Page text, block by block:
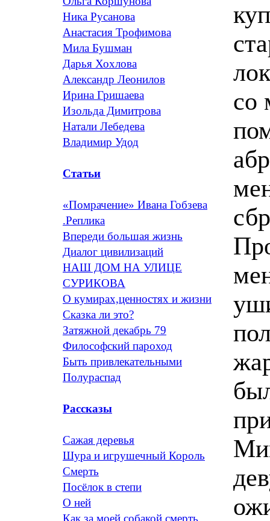
Ника Русанова
Анастасия Трофимова
Мила Бушман
Дарья Хохлова
Александр Леонилов
Ирина Гришаева
Изольда Димитрова
Натали Лебедева
Владимир Удод
Статьи
«Помрачение» Ивана Гобзева
.Реплика
Впереди большая жизнь
Диалог цивилизаций
НАШ ДОМ НА УЛИЦЕ
СУРИКОВА
О кумирах,ценностях и жизни
Сказка ли это?
Затяжной декабрь 79
Философский пароход
Быть привлекательными
Полураспад
Рассказы
Сажая деревья
Шура и игрушечный Король
Смерть
Посёлок в степи
О ней
Как за моей собакой смерть
со